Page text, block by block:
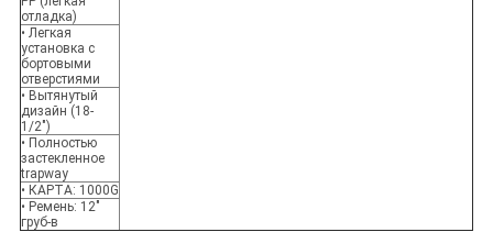
отладка)
• Легкая
установка с
бортовыми
отверстиями
• Вытянутый
дизайн (18-
1/2")
• Полностью
застекленное
trapway
• КАРТА: 1000G
• Ремень: 12"
груб-в